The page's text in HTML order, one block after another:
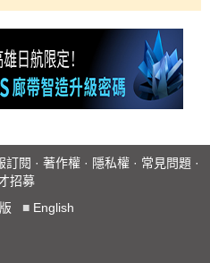
訂閱 · 著作權 · 隱私權 · 常見問題 ·
招募
■ English